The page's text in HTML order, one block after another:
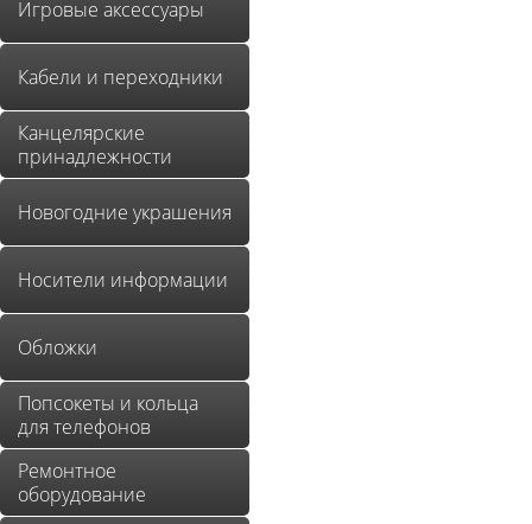
Игровые аксессуары
Кабели и переходники
Канцелярские
принадлежности
Новогодние украшения
Носители информации
Обложки
Попсокеты и кольца
для телефонов
Ремонтное
оборудование